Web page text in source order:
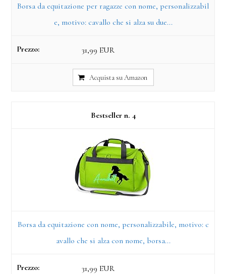
Borsa da equitazione per ragazze con nome, personalizzabil
e, motivo: cavallo che si alza su due...
31,99 EUR
Acquista su Amazon
4
Borsa da equitazione con nome, personalizzabile, motivo: c
avallo che si alza con nome, borsa...
31,99 EUR